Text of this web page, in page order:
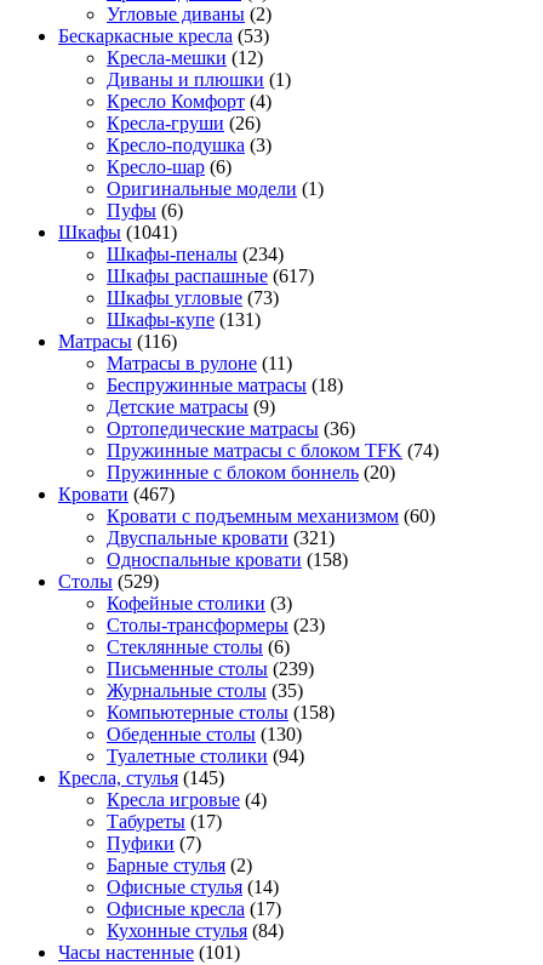
Угловые диваны (2)
Бескаркасные кресла (53)
Кресла-мешки (12)
Диваны и плюшки (1)
Кресло Комфорт (4)
Кресла-груши (26)
Кресло-подушка (3)
Кресло-шар (6)
Оригинальные модели (1)
Пуфы (6)
Шкафы (1041)
Шкафы-пеналы (234)
Шкафы распашные (617)
Шкафы угловые (73)
Шкафы-купе (131)
Матрасы (116)
Матрасы в рулоне (11)
Беспружинные матрасы (18)
Детские матрасы (9)
Ортопедические матрасы (36)
Пружинные матрасы с блоком TFK (74)
Пружинные с блоком боннель (20)
Кровати (467)
Кровати с подъемным механизмом (60)
Двуспальные кровати (321)
Односпальные кровати (158)
Столы (529)
Кофейные столики (3)
Столы-трансформеры (23)
Стеклянные столы (6)
Письменные столы (239)
Журнальные столы (35)
Компьютерные столы (158)
Обеденные столы (130)
Туалетные столики (94)
Кресла, стулья (145)
Кресла игровые (4)
Табуреты (17)
Пуфики (7)
Барные стулья (2)
Офисные стулья (14)
Офисные кресла (17)
Кухонные стулья (84)
Часы настенные (101)